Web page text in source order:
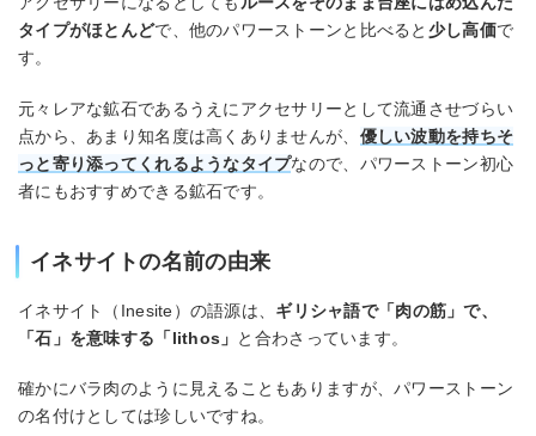
タイプがほとんどで、他のパワーストーンと比べると 少し高価で
す。
元々レアな鉱石であるうえにアクセサリーとして流通させづらい
点から、あまり知名度は高くありませんが、 優しい波動を持ちそ
っと寄り添ってくれるようなタイプなので、パワーストーン初心
者にもおすすめできる鉱石です。
イネサイトの名前の由来
イネサイト（Inesite）の語源は、 ギリシャ語で「肉の筋」で、
「石」を意味する「lithos」 と合わさっています。
確かにバラ肉のように見えることもありますが、パワーストーン
の名付けとしては珍しいですね。